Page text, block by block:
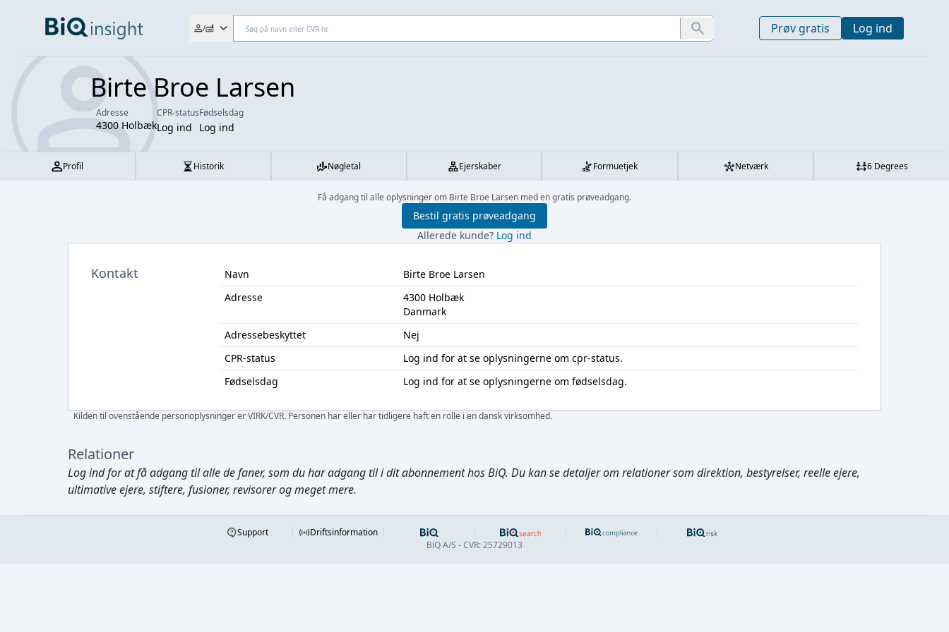
/ Prøv gratis Log ind
Birte Broe Larsen
Adresse
4300 Holbæk
CPR-status
Log ind
Fødselsdag
Log ind
Profil Historik Nøgletal Ejerskaber Formuetjek Netværk 6 Degrees
Få adgang til alle oplysninger om Birte Broe Larsen med en gratis prøveadgang.
Bestil gratis prøveadgang
Allerede kunde? Log ind
Kontakt Navn
Birte Broe Larsen
Adresse
4300 Holbæk
Danmark
Adressebeskyttet
Nej
CPR-status
Log ind for at se oplysningerne om cpr-status.
Fødselsdag
Log ind for at se oplysningerne om fødselsdag.
Kilden til ovenstående personoplysninger er VIRK/CVR. Personen har eller har tidligere haft en rolle i en dansk virksomhed.
Relationer
Log indfor at få adgang til alle de faner, som du har adgang til i dit abonnement hos BiQ. Du kan se detaljer om relationer som direktion, bestyrelser, reelle ejere,
ultimative ejere, stiftere, fusioner, revisorer og meget mere.
Support
Driftsinformation
BiQ A/S - CVR: 25729013